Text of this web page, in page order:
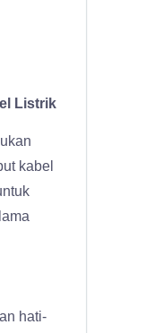
Listrik
kabel
hati-